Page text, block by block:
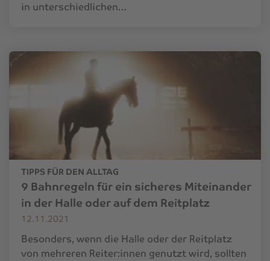
in unterschiedlichen…
TIPPS FÜR DEN ALLTAG
9 Bahnregeln für ein sicheres Miteinander
in der Halle oder auf dem Reitplatz
12.11.2021
Besonders, wenn die Halle oder der Reitplatz
von mehreren Reiter:innen genutzt wird, sollten